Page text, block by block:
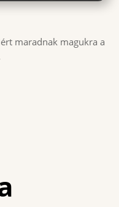
maradnak magukra a